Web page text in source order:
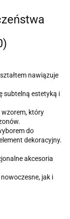
nawiązuje
subtelną estetyką i
który
do
dekoracyjny.
akcesoria
jak i